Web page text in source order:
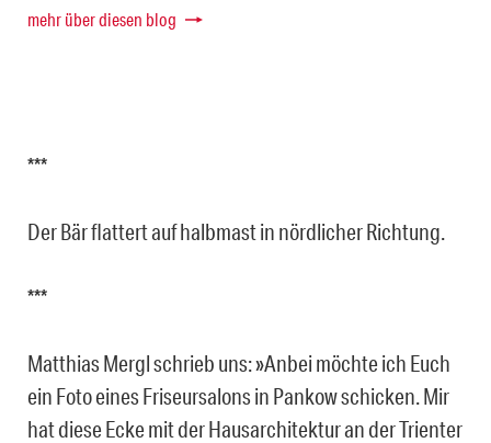
mehr über diesen blog
***
Der Bär flattert auf halbmast in nördlicher Richtung.
***
Matthias Mergl schrieb uns: »Anbei möchte ich Euch
ein Foto eines Friseursalons in Pankow schicken. Mir
hat diese Ecke mit der Hausarchitektur an der Trienter